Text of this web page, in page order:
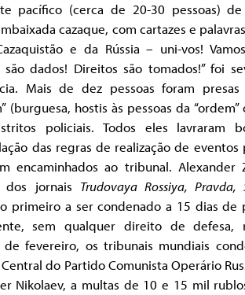
pacífico (cerca de 20-30 pessoas)
cazaque, com cartazes e
e da Rússia – uni-vos!
são dados! Direitos são tomados!” foi
Mais de dez pessoas foram presas
(burguesa, hostis às pessoas da “ordem”
policiais. Todos eles lavraram
das regras de realização de eventos
encaminhados ao tribunal. Alexander
jornais Trudovaya Rossiya, Pravda,
primeiro a ser condenado a 15 dias de
sem qualquer direito de defesa,
fevereiro, os tribunais mundiais
do Partido Comunista Operário
Nikolaev, a multas de 10 e 15 mil